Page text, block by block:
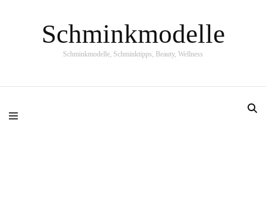
Schminkmodelle
Schminkmodelle, Schminktipps, Beauty, Wellness